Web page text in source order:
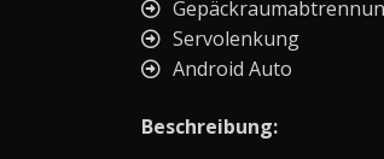
Servolenkung
Android Auto
Beschreibung: